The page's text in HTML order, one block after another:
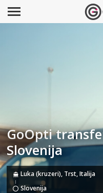
GoOpti
Slovenija
Luka (kruzeri), Trst, Italija
Slovenija